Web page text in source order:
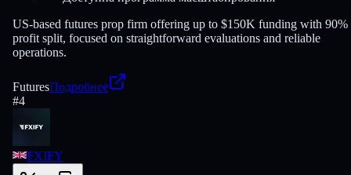
US-based futures prop firm offering up to $150K funding with 90%
profit split, focused on straightforward evaluations and reliable
operations.
FuturesПодробнее
#4
FXIFY